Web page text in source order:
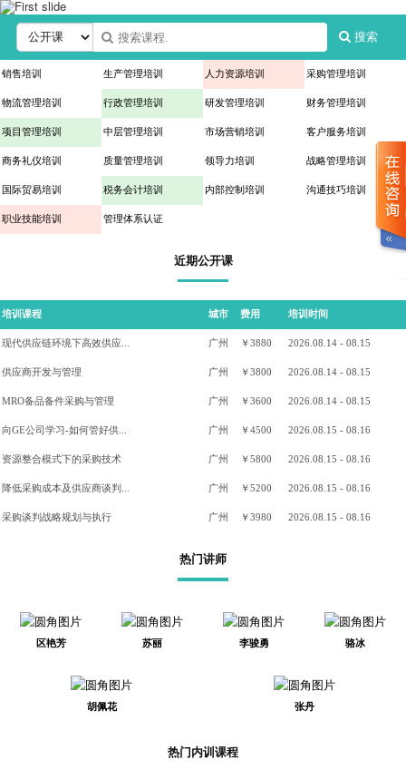
搜索
销售培训 生产管理培训 人力资源培训 采购管理培训
物流管理培训 行政管理培训 研发管理培训 财务管理培训
项目管理培训 中层管理培训 市场营销培训 客户服务培训
商务礼仪培训 质量管理培训 领导力培训 战略管理培训
国际贸易培训 税务会计培训 内部控制培训 沟通技巧培训
职业技能培训 管理体系认证
近期公开课
培训课程 城市 费用 培训时间
现代供应链环境下高效供应... 广州 ￥3880 2026.08.14 - 08.15
供应商开发与管理 广州 ￥3800 2026.08.14 - 08.15
MRO备品备件采购与管理 广州 ￥3600 2026.08.14 - 08.15
向GE公司学习-如何管好供... 广州 ￥4500 2026.08.15 - 08.16
资源整合模式下的采购技术 广州 ￥5800 2026.08.15 - 08.16
降低采购成本及供应商谈判... 广州 ￥5200 2026.08.15 - 08.16
采购谈判战略规划与执行 广州 ￥3980 2026.08.15 - 08.16
热门讲师
区艳芳 苏丽 李骏勇 骆冰
胡佩花 张丹
热门内训课程